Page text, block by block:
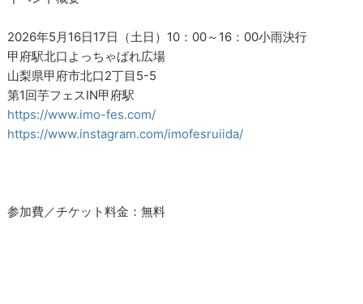
2026年5月16日17日（土日）10：00～16：00小雨決行
甲府駅北口よっちゃばれ広場
山梨県甲府市北口2丁目5-5
第1回芋フェスIN甲府駅
https://www.imo-fes.com/
https://www.instagram.com/imofesruiida/
参加費／チケット料金：無料